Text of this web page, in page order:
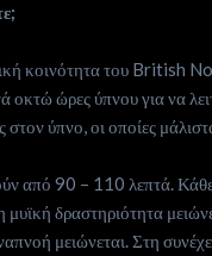
κοινότητα του British
οκτώ ώρες ύπνου για να
στον ύπνο, οι οποίες
από 90 – 110 λεπτά.
δραστηριότητα
μειώνεται. Στη